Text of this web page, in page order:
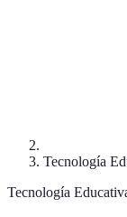
Tecnología
Tecnología